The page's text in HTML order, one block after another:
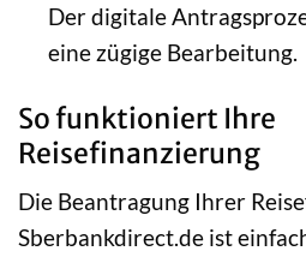
Der digitale
eine zügige Bearbeitung.
So funktioniert Ihre
Reisefinanzierung
Die Beantragung Ihrer
Sberbankdirect.de ist